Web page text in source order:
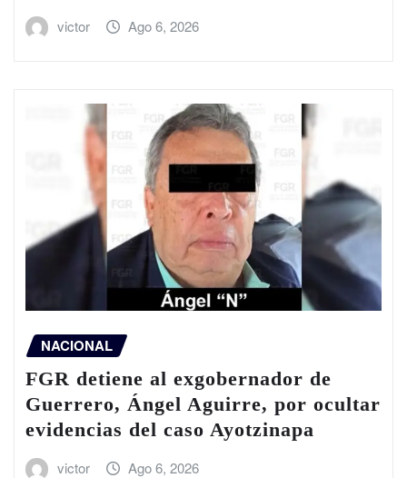
victor Ago 6, 2026
NACIONAL
FGR detiene al exgobernador de
Guerrero, Ángel Aguirre, por ocultar
evidencias del caso Ayotzinapa
victor Ago 6, 2026